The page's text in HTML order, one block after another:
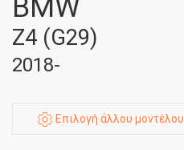
BMW
Z4 (G29)
2018-
Επιλογή άλλου μοντέλου